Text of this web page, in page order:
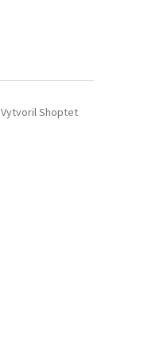
Vytvoril Shoptet